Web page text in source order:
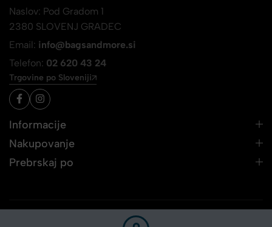
Naslov: Pod Gradom 1
2380 SLOVENJ GRADEC
Email: info@bagsandmore.si
Telefon: 02 620 43 24
Trgovine po Sloveniji
Informacije
Nakupovanje
Prebrskaj po